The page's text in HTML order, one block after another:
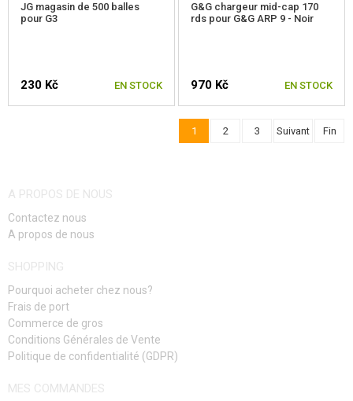
JG magasin de 500 balles
pour G3
230 Kč EN STOCK
G&G chargeur mid-cap 170
rds pour G&G ARP 9 - Noir
970 Kč EN STOCK
1 2 3 Suivant Fin
A PROPOS DE NOUS
Contactez nous
A propos de nous
SHOPPING
Pourquoi acheter chez nous?
Frais de port
Commerce de gros
Conditions Générales de Vente
Politique de confidentialité (GDPR)
MES COMMANDES